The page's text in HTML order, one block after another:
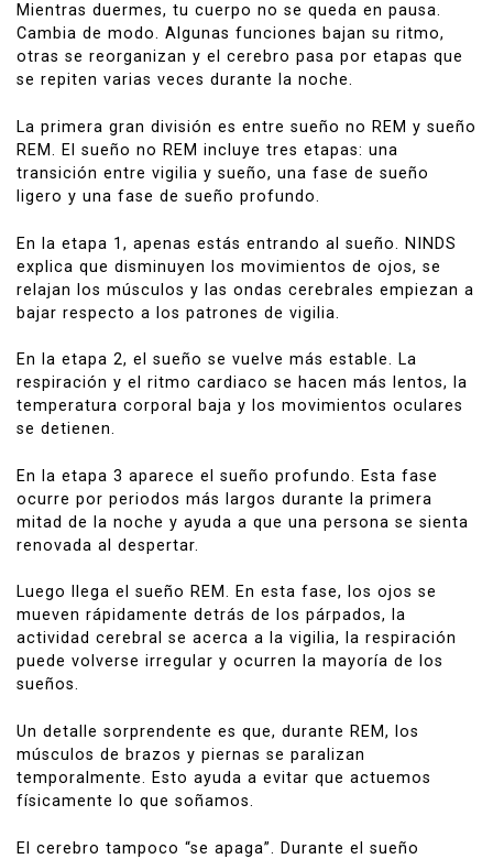
Mientras duermes, tu cuerpo no se queda en pausa.
Cambia de modo. Algunas funciones bajan su ritmo,
otras se reorganizan y el cerebro pasa por etapas que
se repiten varias veces durante la noche.
La primera gran división es entre sueño no REM y sueño
REM. El sueño no REM incluye tres etapas: una
transición entre vigilia y sueño, una fase de sueño
ligero y una fase de sueño profundo.
En la etapa 1, apenas estás entrando al sueño. NINDS
explica que disminuyen los movimientos de ojos, se
relajan los músculos y las ondas cerebrales empiezan a
bajar respecto a los patrones de vigilia.
En la etapa 2, el sueño se vuelve más estable. La
respiración y el ritmo cardiaco se hacen más lentos, la
temperatura corporal baja y los movimientos oculares
se detienen.
En la etapa 3 aparece el sueño profundo. Esta fase
ocurre por periodos más largos durante la primera
mitad de la noche y ayuda a que una persona se sienta
renovada al despertar.
Luego llega el sueño REM. En esta fase, los ojos se
mueven rápidamente detrás de los párpados, la
actividad cerebral se acerca a la vigilia, la respiración
puede volverse irregular y ocurren la mayoría de los
sueños.
Un detalle sorprendente es que, durante REM, los
músculos de brazos y piernas se paralizan
temporalmente. Esto ayuda a evitar que actuemos
físicamente lo que soñamos.
El cerebro tampoco “se apaga”. Durante el sueño